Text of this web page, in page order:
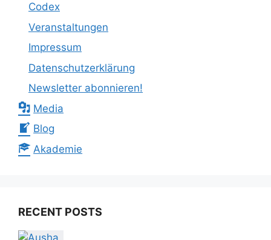
Codex
Veranstaltungen
Impressum
Datenschutzerklärung
Newsletter abonnieren!
Media
Blog
Akademie
RECENT POSTS